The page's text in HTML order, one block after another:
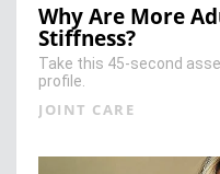
Why Are More
Stiffness?
Take this 45-second
profile.
JOINT CARE